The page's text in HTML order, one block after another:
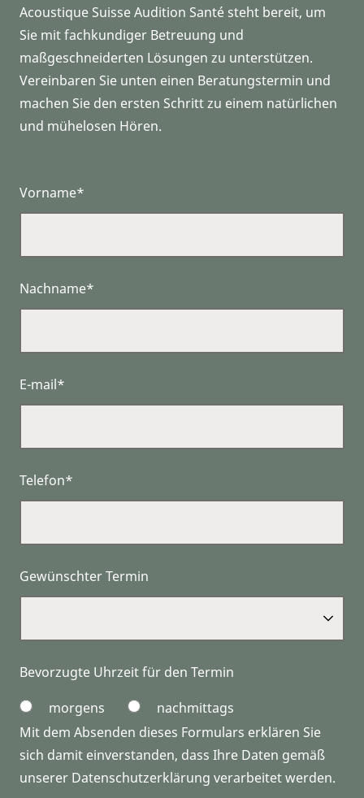
Acoustique Suisse Audition Santé steht bereit, um
Sie mit fachkundiger Betreuung und
maßgeschneiderten Lösungen zu unterstützen.
Vereinbaren Sie unten einen Beratungstermin und
machen Sie den ersten Schritt zu einem natürlichen
und mühelosen Hören.
Vorname*
Nachname*
E-mail*
Telefon*
Gewünschter Termin
Bevorzugte Uhrzeit für den Termin
morgens
nachmittags
Mit dem Absenden dieses Formulars erklären Sie
sich damit einverstanden, dass Ihre Daten gemäß
unserer Datenschutzerklärung verarbeitet werden.